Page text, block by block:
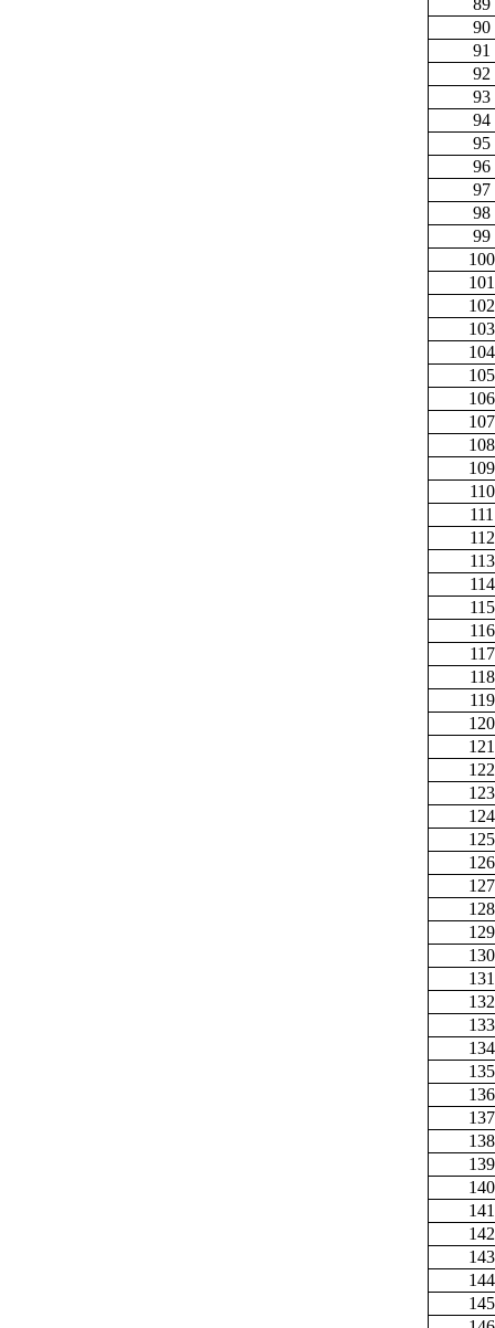
90
91
92
93
94
95
96
97
98
99
100
101
102
103
104
105
106
107
108
109
110
111
112
113
114
115
116
117
118
119
120
121
122
123
124
125
126
127
128
129
130
131
132
133
134
135
136
137
138
139
140
141
142
143
144
145